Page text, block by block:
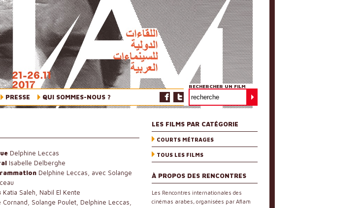
PRESSE QUI SOMMES-NOUS ?
RECHERCHER UN FILM
Delphine Leccas
Isabelle Delberghe
Delphine Leccas, avec Solange
Katia Saleh, Nabil El Kente
Cornand, Solange Poulet, Delphine Leccas,
LES FILMS PAR CATÉGORIE
COURTS MÉTRAGES
TOUS LES FILMS
À PROPOS DES RENCONTRES
Les Rencontres internationales des
cinémas arabes, organisées par Aflam